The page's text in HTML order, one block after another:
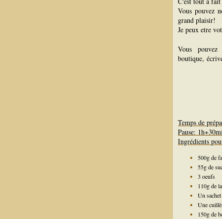
Vous pouvez
grand plaisir!
Je peux etre
Vous pouvez
boutique,
Temps de
Pause:
Ingrédients
500g de
55g de
3 oeufs
110g de
Un
Une
150g de